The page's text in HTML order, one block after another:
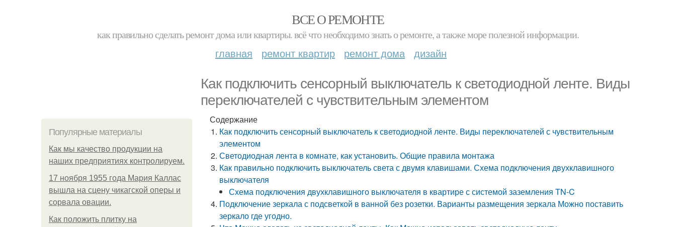
ВСЕ О РЕМОНТЕ
как правильно сделать ремонт дома или квартиры. всё что необходимо знать о ремонте, а также море полезной информации.
главная ремонт квартир ремонт дома дизайн
Как подключить сенсорный выключатель к светодиодной ленте. Виды
переключателей с чувствительным элементом
Популярные материалы
Как мы качество продукции на
наших предприятиях контролируем.
17 ноября 1955 года Мария Каллас
вышла на сцену чикагской оперы и
сорвала овации.
Как положить плитку на
Содержание
Как подключить сенсорный выключатель к светодиодной ленте. Виды переключателей с чувствительным
элементом
Светодиодная лента в комнате, как установить. Общие правила монтажа
Как правильно подключить выключатель света с двумя клавишами. Схема подключения двухклавишного
выключателя
Схема подключения двухклавишного выключателя в квартире с системой заземления TN-C
Подключение зеркала с подсветкой в ванной без розетки. Варианты размещения зеркала Можно поставить
зеркало где угодно.